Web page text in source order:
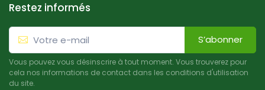
Restez informés
S’abonner
Vous pouvez vous désinscrire à tout moment. Vous trouverez pour
cela nos informations de contact dans les conditions d'utilisation
du site.